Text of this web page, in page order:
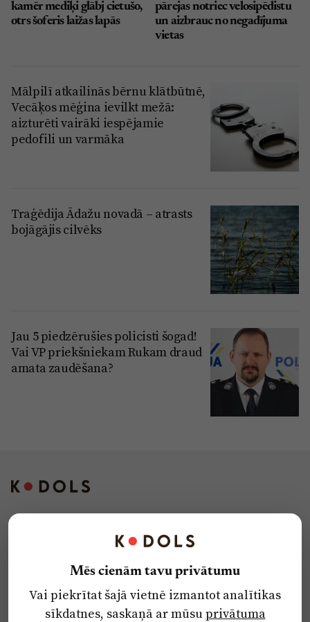
kamēr mediķi glābj cietušo,
otrs šoferis laižas lapās
pārejas notriec velosipēdistu
un aizbrauc no negadījuma
vietas
Mālpilī atkailinās bērnu klātbūtnē,
Vecāķos mēģina ievilkt mežā:
aizturēti vairāki iespējamie
pedofili un varmāka
Traģēdija Ādažu novadā – atrasts
bojāgājis cilvēks
Jau 5 piedzērušies policisti šogad!
Vai VP priekšniekam Rukam draud
amata zaudēšana?
Privātuma politika
Mēs cienām tavu privātumu
Vai piekrītat šajā vietnē izmantot analītikas
sīkdatnes, saskaņā ar mūsuprivātuma